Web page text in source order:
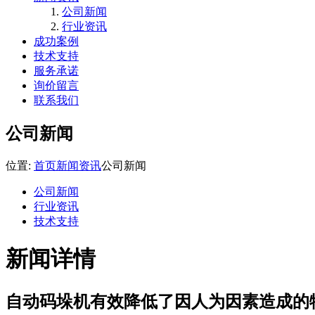
公司新闻
行业资讯
成功案例
技术支持
服务承诺
询价留言
联系我们
公司新闻
位置: 首页新闻资讯公司新闻
公司新闻
行业资讯
技术支持
新闻详情
自动码垛机有效降低了因人为因素造成的